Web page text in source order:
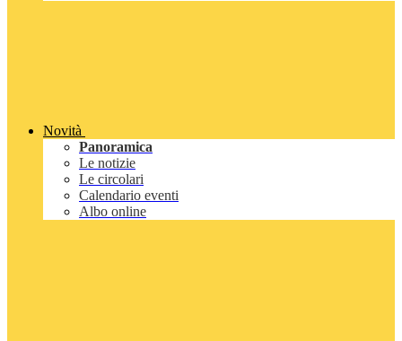
Novità
Panoramica
Le notizie
Le circolari
Calendario eventi
Albo online